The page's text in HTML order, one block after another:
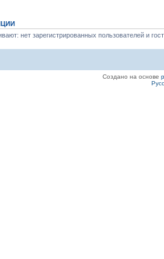
нет зарегистрированных пользователей и
Создано на основе